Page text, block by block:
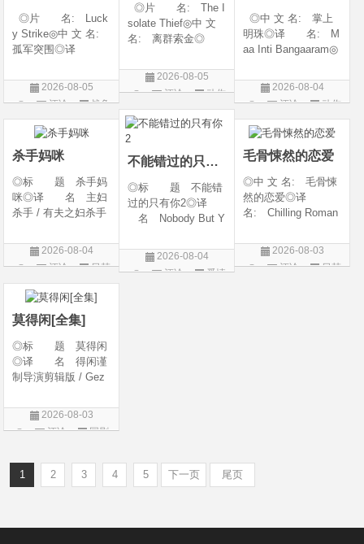
◎片 名: The I
solate Thief◎中 文
名: 离群索金◎
产 地: 美国◎
类 别: 西部◎
上映日期: 2026-07-
10(美国)◎IMDb评分
2026-08-05
评论
动作
片
◎片 名: Luck
y Strike◎中 文 名:
孤军突围◎译
年 代: 2026◎
产 地: 美国◎
作 / 战争◎语 言:
英语◎上映日
2026-08-05
评论
战争
片
◎中 文 名: 掌上
明珠◎译 名: M
aa Inti Bangaaram◎
产 地: 印度◎
类 别: 动作 / 惊
卢固语 Telugu◎上映
日期: 2026-06
2026-08-04
评论
动作
片
不能错过的只有你2
◎标 题 不能错
过的只有你2◎译
名 Nobody But Y
26◎产 地 中国
大陆◎类 别 喜
2026-08-04
评论
爱情
杀手妈咪
◎标 题 杀手妈
咪◎译 名 主妇
杀手 / 有夫之妇杀手
ler / A Bona Fide Kill
er◎年 代 2026
类 别 剧情 / 惊
悚◎语
2026-08-04
评论
日韩
剧
毛骨悚然的恋爱
◎中 文 名: 毛骨悚
然的恋爱◎译
名: Chilling Roman
e: Find Me / Spellbo
und / Spooky in Lov
2026-08-03
评论
日韩
莫得闲[全集]
◎标 题 莫得闲
◎译 名 得闲谨
制导演剪辑版 / Gez
2026◎产 地 中
国大陆◎类 别
话 / 南京方
2026-08-03
评论
国剧
1 2 3 4 5 下一页 尾页